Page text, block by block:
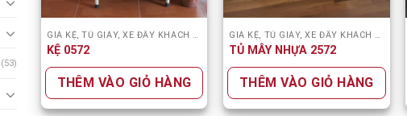
(53)
KỆ 0572
THÊM VÀO GIỎ HÀNG
TỦ MÂY NHỰA 2572
THÊM VÀO GIỎ HÀNG